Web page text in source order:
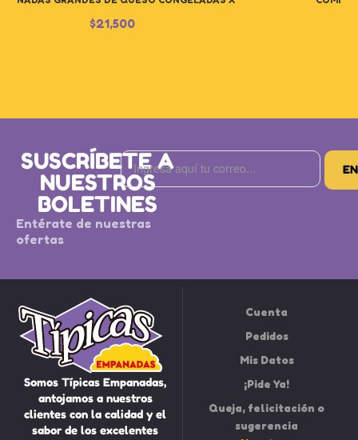
5U
$21,500
SUSCRÍBETE A
NUESTROS
BOLETINES
Entérate de nuestras
ofertas
Somos Típicas Empanadas,
antojamos a nuestros
clientes con la calidad y el
sabor de los excelentes
Cuenta
Pedidos
Mis Datos
¡Pide Ya!
Queja, felicitación o
sugerencia